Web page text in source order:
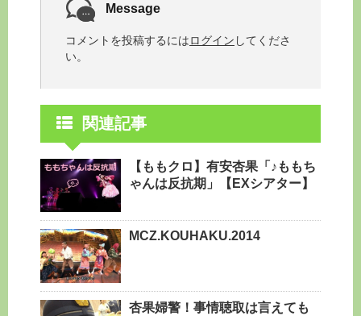
Message
コメントを投稿するにはログイン してくださ
い。
関連記事
【ももクロ】有安杏果「♪ももち
ゃんは反抗期」【EXシアター】
MCZ.KOUHAKU.2014
杏果婦警！事情聴取は言えても